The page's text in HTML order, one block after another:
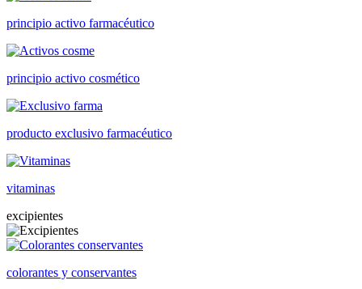
principio activo farmacéutico
principio activo cosmético
producto exclusivo farmacéutico
vitaminas
excipientes
colorantes y conservantes